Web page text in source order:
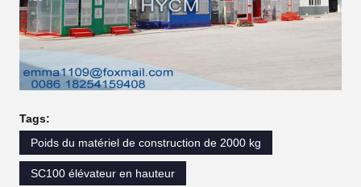
Tags:
Poids du matériel de construction de 2000 kg
SC100 élévateur en hauteur